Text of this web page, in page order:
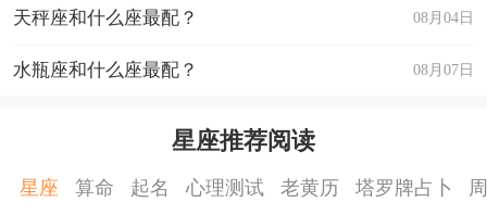
08月04日
天秤座和什么座最配？
08月07日
水瓶座和什么座最配？
星座推荐阅读
星座 算命 起名 心理测试 老黄历 塔罗牌占卜